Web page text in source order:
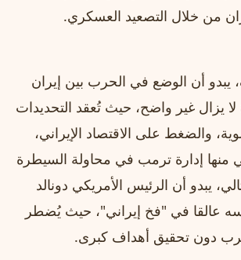
من خلال التصعيد العسكري.
يبدو أن الوضع في الحرب بين إيران
لا يزال غير واضح، حيث تُعقد التحديدات
والضغط على الاقتصاد الإيراني،
منها إدارة ترمب في محاولة السيطرة
يبدو أن الرئيس الأمريكي دونالد
عالقا في "فخ إيراني"، حيث يُضطر
دون تحقيق أهداف كبرى.